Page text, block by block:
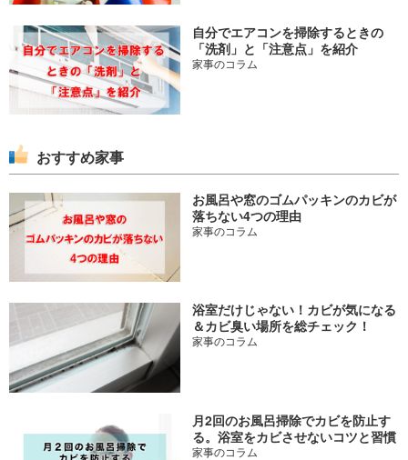
自分でエアコンを掃除するときの
「洗剤」と「注意点」を紹介
家事のコラム
おすすめ家事
お風呂や窓のゴムパッキンのカビが
落ちない4つの理由
家事のコラム
浴室だけじゃない！カビが気になる
＆カビ臭い場所を総チェック！
家事のコラム
月2回のお風呂掃除でカビを防止す
る。浴室をカビさせないコツと習慣
家事のコラム